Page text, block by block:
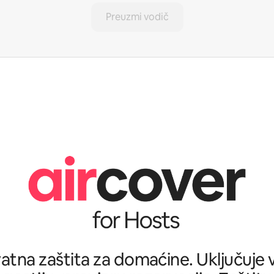
Preuzmi vodič
zaštita za domaćine. Uključuje